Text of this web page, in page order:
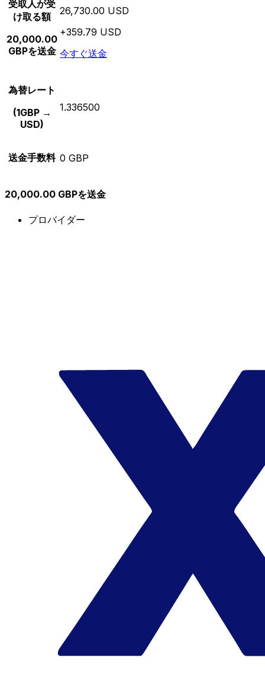
受取人が受
け取る額
20,000.00
GBPを送金
26,730.00 USD
+359.79 USD
今すぐ送金
為替レート
(1GBP →
USD)
1.336500
送金手数料 0 GBP
20,000.00 GBPを送金
プロバイダー